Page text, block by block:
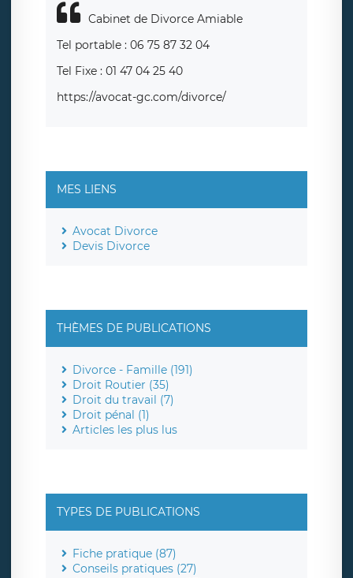
Cabinet de Divorce Amiable
Tel portable : 06 75 87 32 04
Tel Fixe : 01 47 04 25 40
https://avocat-gc.com/divorce/
MES LIENS
Avocat Divorce
Devis Divorce
THÈMES DE PUBLICATIONS
Divorce - Famille (191)
Droit Routier (35)
Droit du travail (7)
Droit pénal (1)
Articles les plus lus
TYPES DE PUBLICATIONS
Fiche pratique (87)
Conseils pratiques (27)